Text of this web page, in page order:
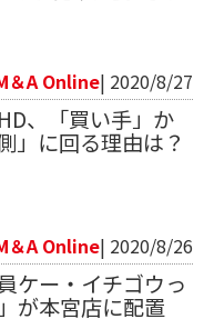
＆A Online| 2020/8/27
、「買い手」か
」に回る理由は？
＆A Online| 2020/8/26
ケー・イチゴウっ
が本宮店に配置